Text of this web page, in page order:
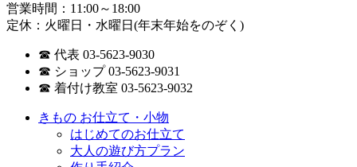
営業時間：11:00～18:00
定休：火曜日・水曜日(年末年始をのぞく)
☎ 代表 03-5623-9030
☎ ショップ 03-5623-9031
☎ 着付け教室 03-5623-9032
きもの お仕立て・小物
はじめてのお仕立て
大人の遊び方プラン